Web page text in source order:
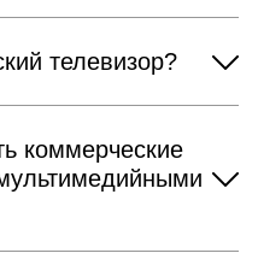
телевизор?
коммерческие